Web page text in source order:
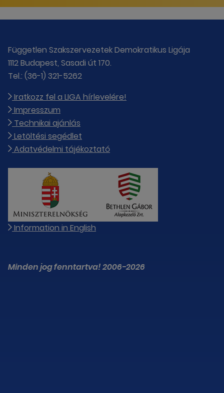
Független Szakszervezetek Demokratikus Ligája
1112 Budapest, Sasadi út 170.
Tel.: (36-1) 321-5262
Iratkozz fel a LIGA hírlevelére!
Impresszum
Technikai ajánlás
Letöltési segédlet
Adatvédelmi tájékoztató
Information in English
Minden jog fenntartva! 2006-2026